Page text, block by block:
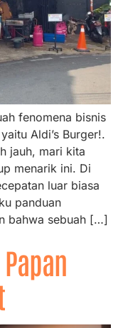
fenomena bisnis
Aldi’s Burger!.
jauh, mari kita
menarik ini. Di
luar biasa
panduan
bahwa sebuah […]